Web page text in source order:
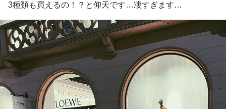
3種類も買えるの！？と仰天です…凄すぎます…